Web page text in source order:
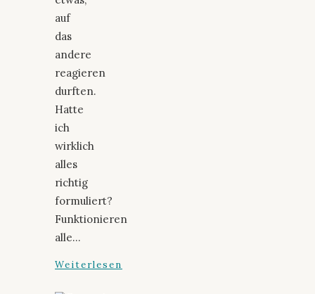
auf
das
andere
reagieren
durften.
Hatte
ich
wirklich
alles
richtig
formuliert?
Funktionieren
alle…
Weiterlesen